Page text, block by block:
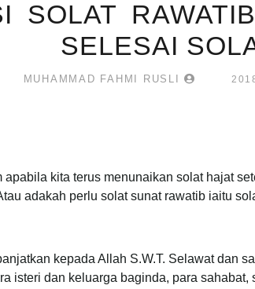
SOLAT
SELESAI
MUHAMMAD FAHMI RUSLI
kita terus menunaikan solat hajat
adakah perlu solat sunat rawatib iaitu
kepada Allah S.W.T. Selawat dan
isteri dan keluarga baginda, para sahabat,